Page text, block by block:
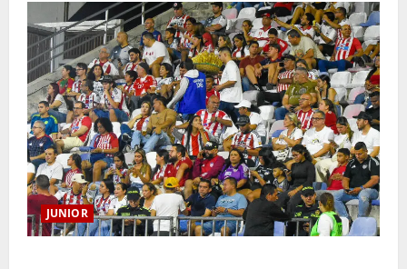
JUNIOR